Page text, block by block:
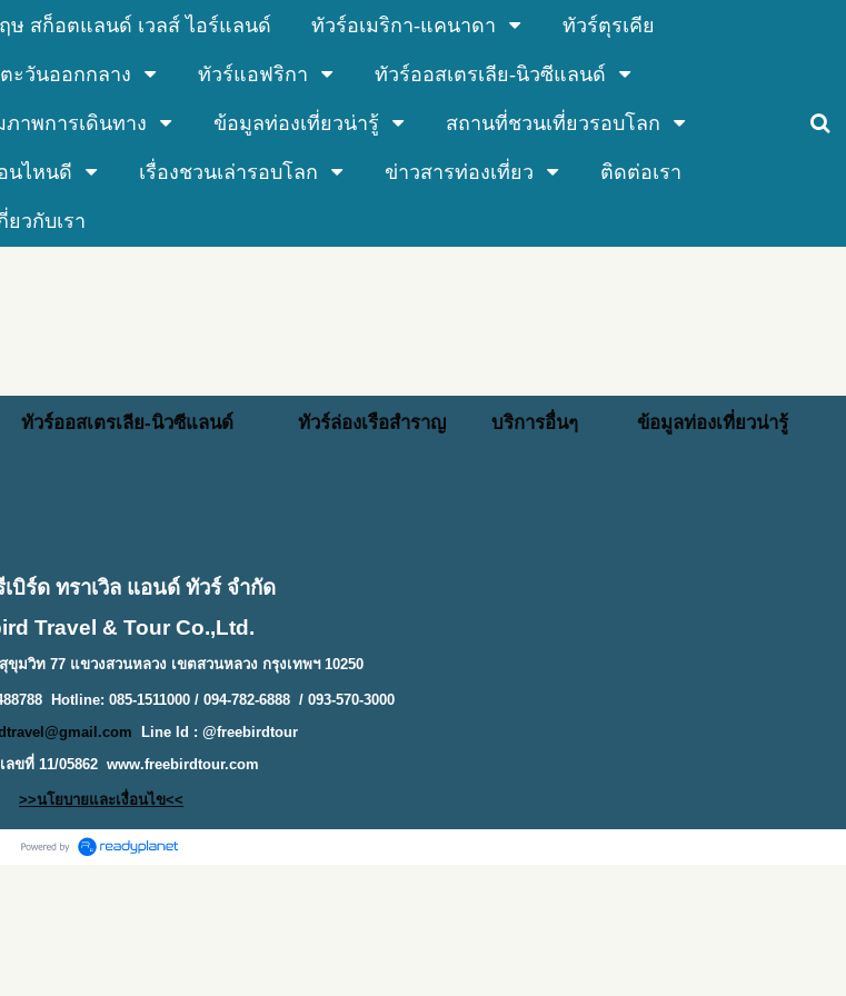
ษ สก็อตแลนด์ เวลส์ ไอร์แลนด์ ทัวร์อเมริกา-แคนาดา ทัวร์ตุรเคีย
ะวันออกกลาง ทัวร์แอฟริกา ทัวร์ออสเตรเลีย-นิวซีแลนด์
ภาพการเดินทาง ข้อมูลท่องเที่ยวน่ารู้ สถานที่ชวนเที่ยวรอบโลก
นไหนดี เรื่องชวนเล่ารอบโลก ข่าวสารท่องเที่ยว ติดต่อเรา
ยวกับเรา
ทัวร์ออสเตรเลีย-นิวซีแลนด์ ทัวร์ล่องเรือสำราญ บริการอื่นๆ ข้อมูลท่องเที่ยวน่ารู้
บิร์ด ทราเวิล แอนด์ ทัวร์ จำกัด
Travel & Tour Co.,Ltd.
ขุมวิท 77 แขวงสวนหลวง เขตสวนหลวง กรุงเทพฯ 10250
Hotline: 085-1511000 / 094-782-6888 / 093-570-3000
Line Id : @freebirdtour
ขที่ 11/05862 www.freebirdtour.com
>>นโยบายและเงื่อนไข<<